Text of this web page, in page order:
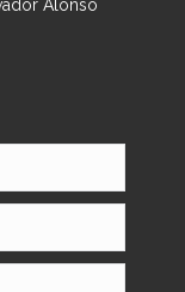
Alonso